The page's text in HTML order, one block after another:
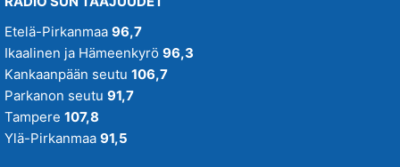
Etelä-Pirkanmaa 96,7
Ikaalinen ja Hämeenkyrö 96,3
Kankaanpään seutu 106,7
Parkanon seutu 91,7
Tampere 107,8
Ylä-Pirkanmaa 91,5